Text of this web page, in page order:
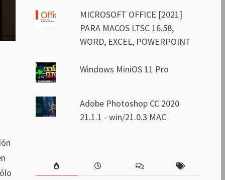
MICROSOFT OFFICE [2021]
PARA MACOS LTSC 16.58,
WORD, EXCEL, POWERPOINT
Windows MiniOS 11 Pro
Adobe Photoshop CC 2020
21.1.1 - win/21.0.3 MAC